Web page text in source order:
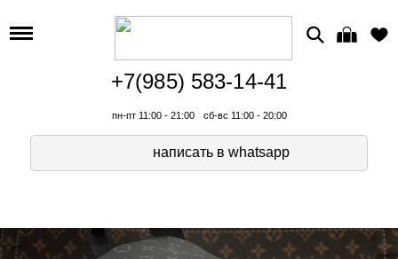
+7(985) 583-14-41
пн-пт 11:00 - 21:00 сб-вс 11:00 - 20:00
написать в whatsapp